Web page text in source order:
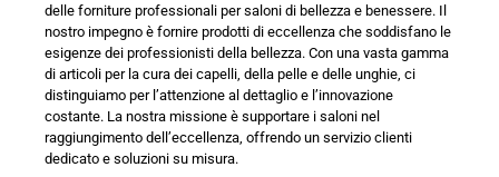
delle forniture professionali per saloni di bellezza e benessere. Il
nostro impegno è fornire prodotti di eccellenza che soddisfano le
esigenze dei professionisti della bellezza. Con una vasta gamma
di articoli per la cura dei capelli, della pelle e delle unghie, ci
distinguiamo per l’attenzione al dettaglio e l’innovazione
costante. La nostra missione è supportare i saloni nel
raggiungimento dell’eccellenza, offrendo un servizio clienti
dedicato e soluzioni su misura.